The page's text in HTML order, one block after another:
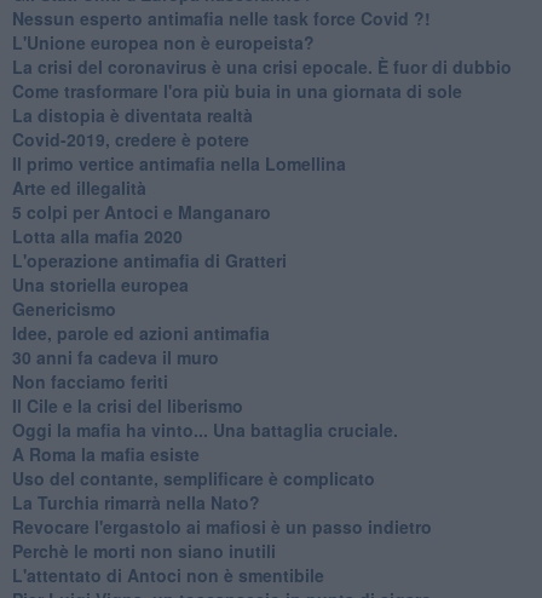
Nessun esperto antimafia nelle task force Covid ?!
L'Unione europea non è europeista?
La crisi del coronavirus è una crisi epocale. È fuor di dubbio
Come trasformare l'ora più buia in una giornata di sole
​La distopia è diventata realtà
Covid-2019, credere è potere
Il primo vertice antimafia nella Lomellina
Arte ed illegalità
​5 colpi per Antoci e Manganaro
Lotta alla mafia 2020
L'operazione antimafia di Gratteri
Una storiella europea
Genericismo
Idee, parole ed azioni antimafia
30 anni fa cadeva il muro
Non facciamo feriti
Il Cile e la crisi del liberismo
Oggi la mafia ha vinto... Una battaglia cruciale.
A Roma la mafia esiste
Uso del contante, semplificare è complicato
La Turchia rimarrà nella Nato?
Revocare l'ergastolo ai mafiosi è un passo indietro
Perchè le morti non siano inutili
L'attentato di Antoci non è smentibile